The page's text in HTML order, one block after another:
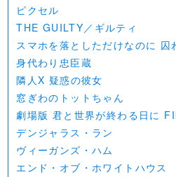
ピクセル
THE GUILTY／ギルティ
スマホを落としただけなのに 囚
身代わり忠臣蔵
隣人X 疑惑の彼女
窓ぎわのトットちゃん
劇場版 君と世界が終わる日に
デンジャラス・ラン
ヴィーガンズ・ハム
エンド・オブ・ホワイトハウス